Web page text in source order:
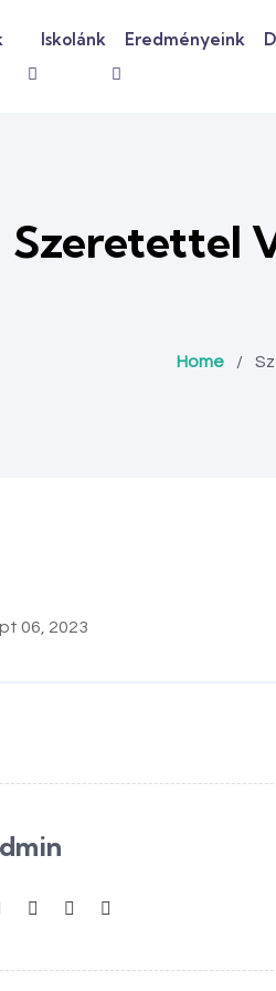
Iskolánk Eredményeink
Szeretettel
Home /
06, 2023